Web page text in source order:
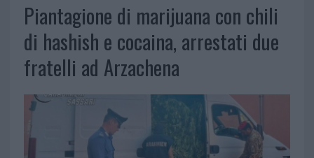
Piantagione di marijuana con chili
di hashish e cocaina, arrestati due
fratelli ad Arzachena